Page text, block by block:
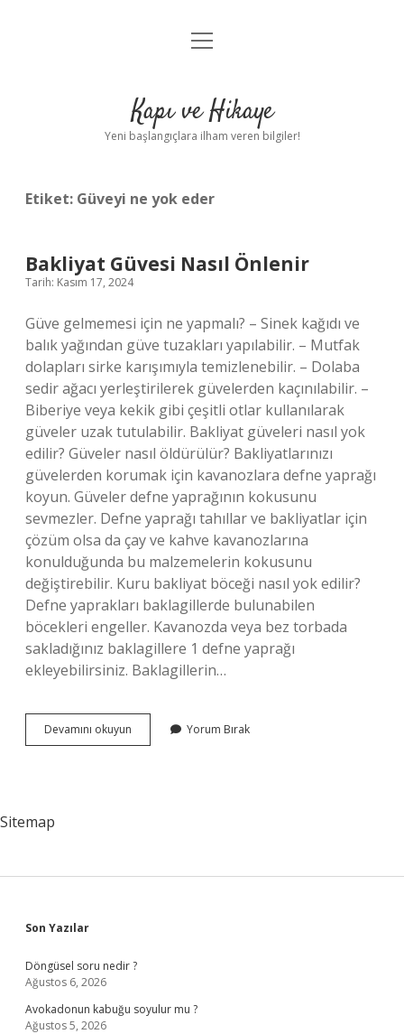
Anasayfa
Yasal Uyarı
menüyü
Kapı ve Hikaye
Yeni başlangıçlara ilham veren bilgiler!
Etiket: Güveyi ne yok eder
Bakliyat Güvesi Nasıl Önlenir
Tarih: Kasım 17, 2024
Güve gelmemesi için ne yapmalı? – Sinek kağıdı ve
balık yağından güve tuzakları yapılabilir. – Mutfak
dolapları sirke karışımıyla temizlenebilir. – Dolaba
sedir ağacı yerleştirilerek güvelerden kaçınılabilir. –
Biberiye veya kekik gibi çeşitli otlar kullanılarak
güveler uzak tutulabilir. Bakliyat güveleri nasıl yok
edilir? Güveler nasıl öldürülür? Bakliyatlarınızı
güvelerden korumak için kavanozlara defne yaprağı
koyun. Güveler defne yaprağının kokusunu
sevmezler. Defne yaprağı tahıllar ve bakliyatlar için
çözüm olsa da çay ve kahve kavanozlarına
konulduğunda bu malzemelerin kokusunu
değiştirebilir. Kuru bakliyat böceği nasıl yok edilir?
Defne yaprakları baklagillerde bulunabilen
böcekleri engeller. Kavanozda veya bez torbada
sakladığınız baklagillere 1 defne yaprağı
ekleyebilirsiniz. Baklagillerin…
Devamını okuyun
Güvesi
Yorum Bırak
Sitemap
Sidebar
Son Yazılar
Döngüsel soru nedir ?
Ağustos 6, 2026
Avokadonun kabuğu soyulur mu ?
Ağustos 5, 2026